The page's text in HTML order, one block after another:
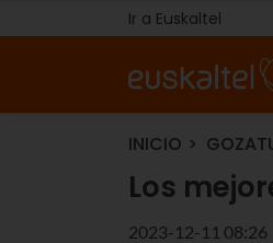
Ir a Euskaltel
INICIO
Los
2023-12-11 08:26